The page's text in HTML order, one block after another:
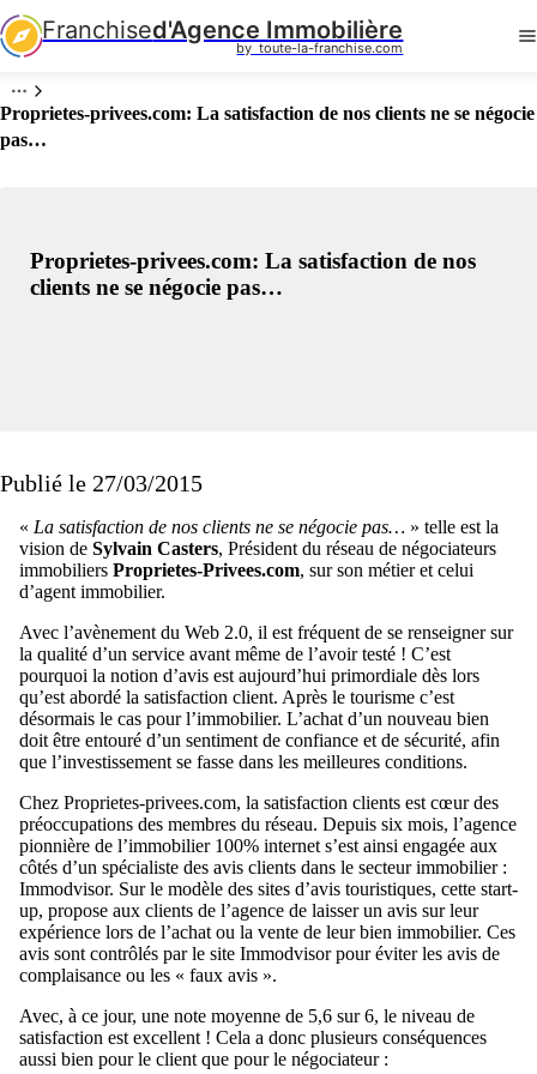
Franchised'Agence Immobilière
by  toute-la-franchise.com
Proprietes-privees.com: La satisfaction de nos clients ne se négocie
pas…
Proprietes-privees.com: La satisfaction de nos
clients ne se négocie pas…
Publié le 27/03/2015
« La satisfaction de nos clients ne se négocie pas… » telle est la
vision de Sylvain Casters, Président du réseau de négociateurs
immobiliers Proprietes-Privees.com, sur son métier et celui
d’agent immobilier.
Avec l’avènement du Web 2.0, il est fréquent de se renseigner sur
la qualité d’un service avant même de l’avoir testé ! C’est
pourquoi la notion d’avis est aujourd’hui primordiale dès lors
qu’est abordé la satisfaction client. Après le tourisme c’est
désormais le cas pour l’immobilier. L’achat d’un nouveau bien
doit être entouré d’un sentiment de confiance et de sécurité, afin
que l’investissement se fasse dans les meilleures conditions.
Chez Proprietes-privees.com, la satisfaction clients est cœur des
préoccupations des membres du réseau. Depuis six mois, l’agence
pionnière de l’immobilier 100% internet s’est ainsi engagée aux
côtés d’un spécialiste des avis clients dans le secteur immobilier :
Immodvisor. Sur le modèle des sites d’avis touristiques, cette start-
up, propose aux clients de l’agence de laisser un avis sur leur
expérience lors de l’achat ou la vente de leur bien immobilier. Ces
avis sont contrôlés par le site Immodvisor pour éviter les avis de
complaisance ou les « faux avis ».
Avec, à ce jour, une note moyenne de 5,6 sur 6, le niveau de
satisfaction est excellent ! Cela a donc plusieurs conséquences
aussi bien pour le client que pour le négociateur :